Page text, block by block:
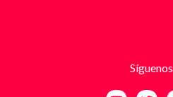
a las amenazas. Las
entre uno y cinco millones